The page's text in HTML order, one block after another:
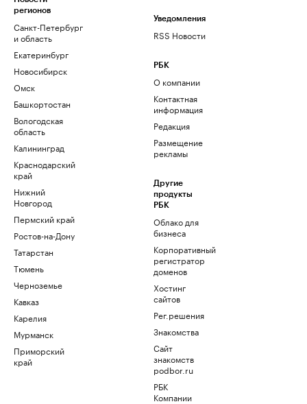
регионов
Санкт-Петербург
и область
Екатеринбург
Новосибирск
Омск
Башкортостан
Вологодская
область
Калининград
Краснодарский
край
Нижний
Новгород
Пермский край
Ростов-на-Дону
Татарстан
Тюмень
Черноземье
Кавказ
Карелия
Мурманск
Приморский
край
Уведомления
RSS Новости
РБК
О компании
Контактная
информация
Редакция
Размещение
рекламы
Другие
продукты
РБК
Облако для
бизнеса
Корпоративный
регистратор
доменов
Хостинг
сайтов
Рег.решения
Знакомства
Сайт
знакомств
podbor.ru
РБК
Компании